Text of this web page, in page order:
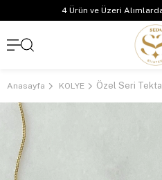
4 Ürün ve Üzeri
Anasayfa KOLYE Özel Seri